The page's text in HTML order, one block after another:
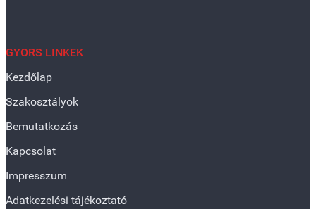
GYORS LINKEK
Kezdőlap
Szakosztályok
Bemutatkozás
Kapcsolat
Impresszum
Adatkezelési tájékoztató